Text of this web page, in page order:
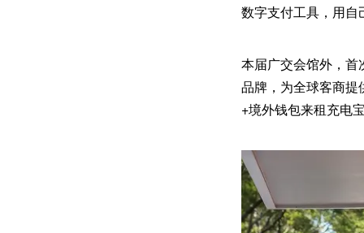
数字支付工具，用自
本届广交会馆外，
品牌，为全球客商提
+境外钱包来租充电